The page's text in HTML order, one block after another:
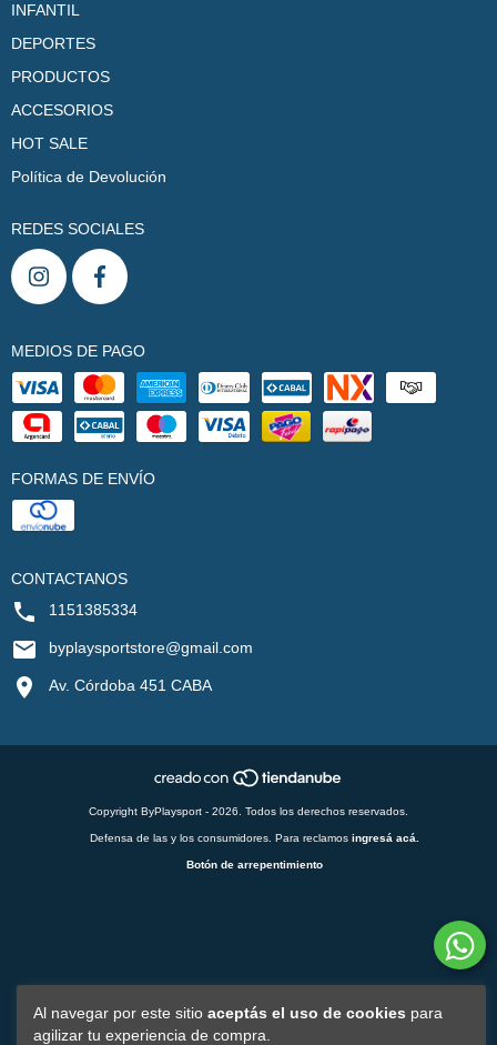
Al navegar por este sitio aceptás el uso de cookies para
agilizar tu experiencia de compra.
INFANTIL
DEPORTES
PRODUCTOS
ACCESORIOS
HOT SALE
Política de Devolución
REDES SOCIALES
MEDIOS DE PAGO
FORMAS DE ENVÍO
CONTACTANOS
1151385334
byplaysportstore@gmail.com
Av. Córdoba 451 CABA
Copyright ByPlaysport - 2026. Todos los derechos reservados.
Defensa de las y los consumidores. Para reclamos ingresá acá.
Botón de arrepentimiento